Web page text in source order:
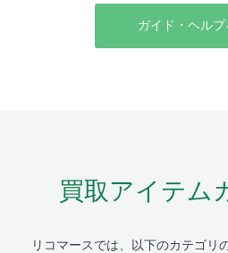
ガイド・ヘルプ
買取アイテム
リコマースでは、以下のカテゴリ